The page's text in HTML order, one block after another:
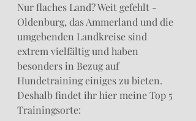
Nur flaches Land? Weit gefehlt -
Oldenburg, das Ammerland und die
umgebenden Landkreise sind
extrem vielfältig und haben
besonders in Bezug auf
Hundetraining einiges zu bieten.
Deshalb findet ihr hier meine Top 5
Trainingsorte: